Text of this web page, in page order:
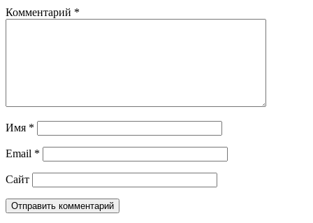
Комментарий *
Имя *
Email *
Сайт